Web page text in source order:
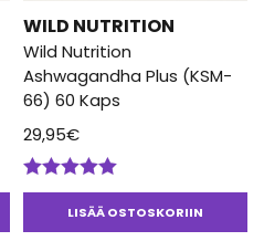
WILD NUTRITION
Wild Nutrition
Ashwagandha Plus (KSM-
66) 60 Kaps
29,95€
Arvostelu
tuotteesta:LISÄÄ OSTOSKORIIN